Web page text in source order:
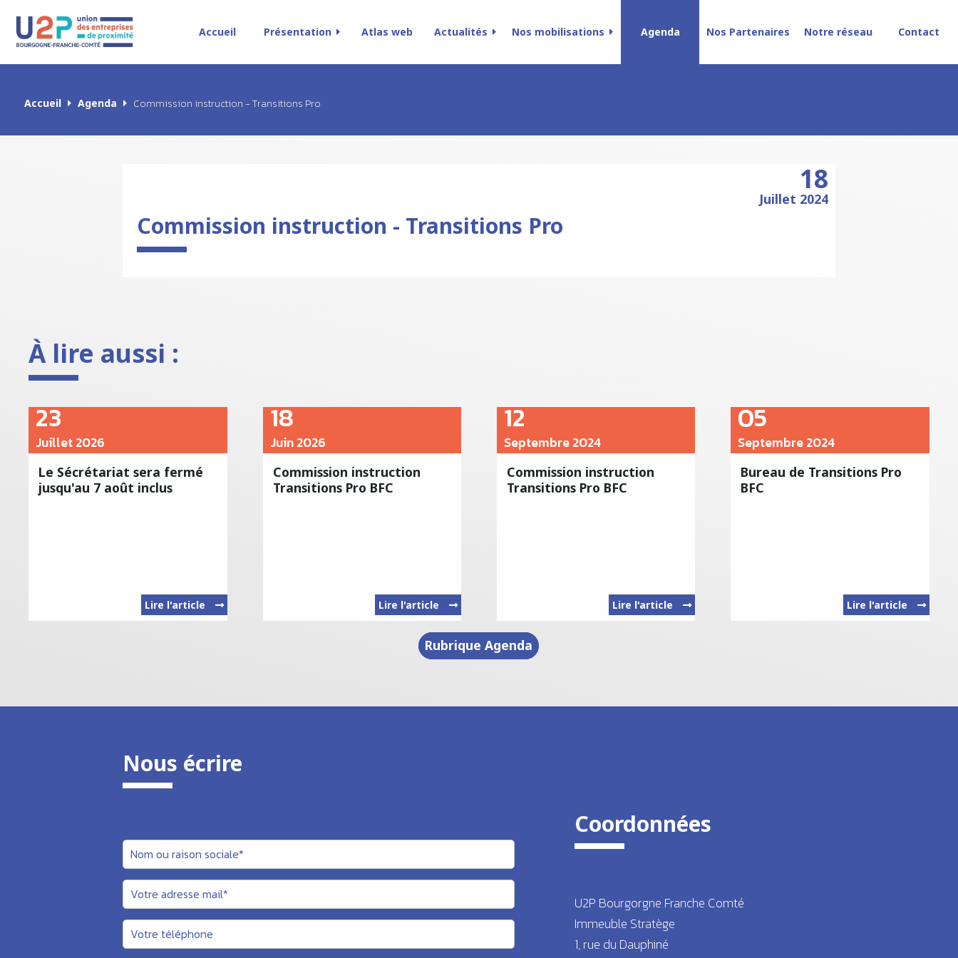
Accueil Présentation Atlas web Actualités Nos mobilisations Agenda Nos Partenaires Notre réseau Contact
Accueil Agenda Commission instruction - Transitions Pro
18
Juillet 2024
Commission instruction - Transitions Pro
À lire aussi :
23
Juillet 2026
Le Sécrétariat sera fermé
jusqu'au 7 août inclus
Lire l'article
18
Juin 2026
Commission instruction
Transitions Pro BFC
Lire l'article
12
Septembre 2024
Commission instruction
Transitions Pro BFC
Lire l'article
05
Septembre 2024
Bureau de Transitions Pro
BFC
Lire l'article
Rubrique Agenda
Nous écrire
Coordonnées
U2P Bourgorgne Franche Comté
Immeuble Stratège
1, rue du Dauphiné